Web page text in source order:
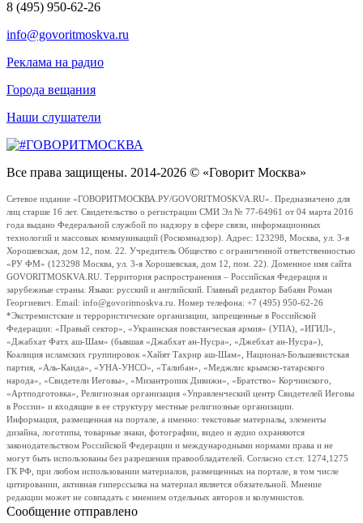
8 (495) 950-62-26
info@govoritmoskva.ru
Реклама на радио
Города вещания
Наши слушатели
Все права защищены. 2014-2026 © «Говорит Москва»
Сетевое издание «ГОВОРИТМОСКВА.РУ/GOVORITMOSKVA.RU». Предназначено для
лиц старше 16 лет. Свидетельство о регистрации СМИ Эл № 77-64961 от 04 марта 2016
года выдано Федеральной службой по надзору в сфере связи, информационных
технологий и массовых коммуникаций (Роскомнадзор). Адрес: 123298, Москва, ул. 3-я
Хорошевская, дом 12, пом. 22. Учредитель Общество с ограниченной ответственностью
«РУ ФМ» (123298 Москва, ул. 3-я Хорошевская, дом 12, пом. 22). Доменное имя сайта
GOVORITMOSKVA.RU. Территория распространения – Российская Федерация и
зарубежные страны. Языки: русский и английский. Главный редактор Бабаян Роман
Георгиевич. Email: info@govoritmoskva.ru. Номер телефона: +7 (495) 950-62-26
*Экстремистские и террористические организации, запрещенные в Российской
Федерации: «Правый сектор», «Украинская повстанческая армия» (УПА), «ИГИЛ»,
«Джабхат Фатх аш-Шам» (бывшая «Джабхат ан-Нусра», «Джебхат ан-Нусра»),
Коалиция исламских группировок «Хайят Тахрир аш-Шам», Национал-Большевистская
партия, «Аль-Каида», «УНА-УНСО», «Талибан», «Меджлис крымско-татарского
народа», «Свидетели Иеговы», «Мизантропик Дивижн», «Братство» Корчинского,
«Артподготовка», Религиозная организация «Управленческий центр Свидетелей Иеговы
в России» и входящие в ее структуру местные религиозные организации.
Информация, размещенная на портале, а именно: текстовые материалы, элементы
дизайна, логотипы, товарные знаки, фотографии, видео и аудио охраняются
законодательством Российской Федерации и международными нормами права и не
могут быть использованы без разрешения правообладателей. Согласно ст.ст. 1274,1275
ГК РФ, при любом использовании материалов, размещенных на портале, в том числе
цитировании, активная гиперссылка на материал является обязательной. Мнение
редакции может не совпадать с мнением отдельных авторов и колумнистов.
Сообщение отправлено